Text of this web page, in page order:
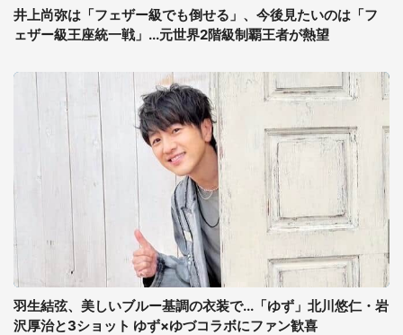
井上尚弥は「フェザー級でも倒せる」、今後見たいのは「フ
ェザー級王座統一戦」...元世界2階級制覇王者が熱望
羽生結弦、美しいブルー基調の衣装で...「ゆず」北川悠仁・岩
沢厚治と3ショット ゆず×ゆづコラボにファン歓喜